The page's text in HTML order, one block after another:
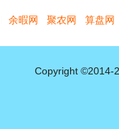
Copyright ©2014-